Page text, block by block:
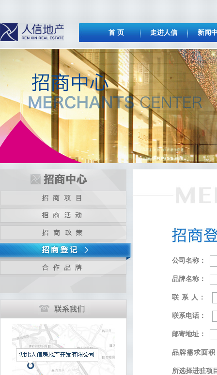
首 页 走进人信 新闻
公司名称：
品牌名称：
联 系 人：
联系电话：
邮寄地址：
品牌需求面积
所选择进驻项